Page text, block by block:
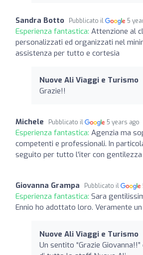
Sandra Botto Pubblicato il 5
Esperienza fantastica: Attenzione al
personalizzati ed organizzati nel
assistenza per tutto e cortesia
Nuove Ali Viaggi e Turismo
Grazie!!
Michele Pubblicato il 5 years ago
Esperienza fantastica: Agenzia ma
competenti e professionali. In
seguito per tutto l'iter con gentilezza
Giovanna Grampa Pubblicato il
Esperienza fantastica: Sara
Ennio ho adottato loro. Veramente
Nuove Ali Viaggi e Turismo
Un sentito “Grazie